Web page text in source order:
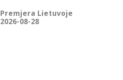
Premjera Lietuvoje
2026-08-28